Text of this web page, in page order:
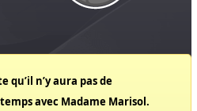
qu’il n’y aura pas de
avec Madame Marisol.